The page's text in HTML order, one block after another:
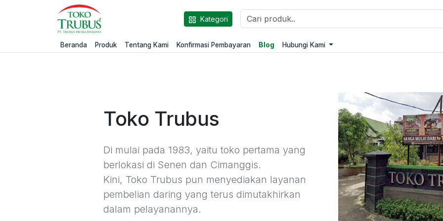
Kategori
Beranda Produk Tentang Kami Konfirmasi Pembayaran Blog Hubungi Kami
Toko Trubus
Di mulai pada 1983, yaitu toko pertama yang
berlokasi di Senen dan Cimanggis.
Kini, Toko Trubus pun menyediakan layanan
pembelian daring yang terus dimutakhirkan
dalam pelayanannya.